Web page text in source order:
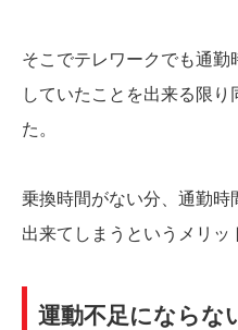
そこでテレワークでも通勤
していたことを出来る限
た。
乗換時間がない分、通勤
出来てしまうというメリッ
運動不足にならな